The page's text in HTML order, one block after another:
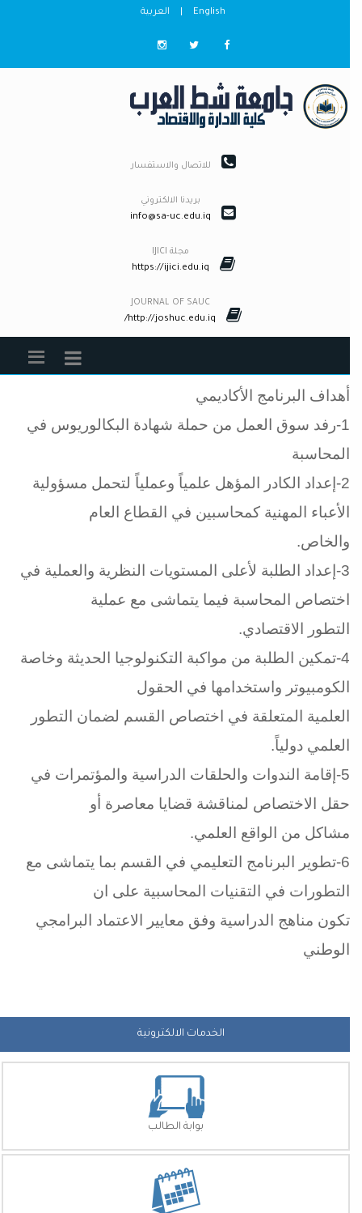
English
| العربية
للاتصال والاستفسار
بريدنا الالكتروني
info@sa-uc.edu.iq
مجلة IJICI
https://ijici.edu.iq
JOURNAL OF SAUC
http://joshuc.edu.iq/
ﺃﻫﺪﺍﻑ ﺍﻟﺒﺮﻧﺎﻣﺞ ﺍﻷﻛﺎﺩﻳﻤﻲ
1-ﺭﻓﺪ ﺳﻮﻕ ﺍﻟﻌﻤﻞ ﻣﻦ ﺣﻤﻠﺔ ﺷﻬﺎﺩﺓ ﺍﻟﺒﻜﺎﻟﻮﺭﻳﻮﺱ ﻓﻲ
ﺍﻟﻤﺤﺎﺳﺒﺔ
2-ﺇﻋﺪﺍﺩ ﺍﻟﻜﺎﺩﺭ ﺍﻟﻤﺆﻫﻞ ﻋﻠﻤﻴﺎً ﻭﻋﻤﻠﻴﺎً ﻟﺘﺤﻤﻞ ﻣﺴﺆﻭﻟﻴﺔ
ﺍﻷﻋﺒﺎﺀ ﺍﻟﻤﻬﻨﻴﺔ ﻛﻤﺤﺎﺳﺒﻴﻦ ﻓﻲ ﺍﻟﻘﻄﺎﻉ ﺍﻟﻌﺎﻡ
ﻭﺍﻟﺨﺎﺹ.
3-ﺇﻋﺪﺍﺩ ﺍﻟﻄﻠﺒﺔ ﻷﻋﻠﻰ ﺍﻟﻤﺴﺘﻮﻳﺎﺕ ﺍﻟﻨﻈﺮﻳﺔ ﻭﺍﻟﻌﻤﻠﻴﺔ ﻓﻲ
ﺍﺧﺘﺼﺎﺹ ﺍﻟﻤﺤﺎﺳﺒﺔ ﻓﻴﻤﺎ ﻳﺘﻤﺎﺷﻰ ﻣﻊ ﻋﻤﻠﻴﺔ
ﺍﻟﺘﻄﻮﺭ ﺍﻻﻗﺘﺼﺎﺩﻱ.
4-ﺗﻤﻜﻴﻦ ﺍﻟﻄﻠﺒﺔ ﻣﻦ ﻣﻮﺍﻛﺒﺔ ﺍﻟﺘﻜﻨﻮﻟﻮﺟﻴﺎ ﺍﻟﺤﺪﻳﺜﺔ ﻭﺧﺎﺻﺔ
ﺍﻟﻜﻮﻣﺒﻴﻮﺗﺮ ﻭﺍﺳﺘﺨﺪﺍﻣﻬﺎ ﻓﻲ ﺍﻟﺤﻘﻮﻝ
ﺍﻟﻌﻠﻤﻴﺔ ﺍﻟﻤﺘﻌﻠﻘﺔ ﻓﻲ ﺍﺧﺘﺼﺎﺹ ﺍﻟﻘﺴﻢ ﻟﻀﻤﺎﻥ ﺍﻟﺘﻄﻮﺭ
ﺍﻟﻌﻠﻤﻲ ﺩﻭﻟﻴﺎً.
5-ﺇﻗﺎﻣﺔ ﺍﻟﻨﺪﻭﺍﺕ ﻭﺍﻟﺤﻠﻘﺎﺕ ﺍﻟﺪﺭﺍﺳﻴﺔ ﻭﺍﻟﻤﺆﺗﻤﺮﺍﺕ ﻓﻲ
ﺣﻘﻞ ﺍﻻﺧﺘﺼﺎﺹ ﻟﻤﻨﺎﻗﺸﺔ ﻗﻀﺎﻳﺎ ﻣﻌﺎﺻﺮﺓ ﺃﻭ
ﻣﺸﺎﻛﻞ ﻣﻦ ﺍﻟﻮﺍﻗﻊ ﺍﻟﻌﻠﻤﻲ.
6-ﺗﻄﻮﻳﺮ ﺍﻟﺒﺮﻧﺎﻣﺞ ﺍﻟﺘﻌﻠﻴﻤﻲ ﻓﻲ ﺍﻟﻘﺴﻢ ﺑﻤﺎ ﻳﺘﻤﺎﺷﻰ ﻣﻊ
ﺍﻟﺘﻄﻮﺭﺍﺕ ﻓﻲ ﺍﻟﺘﻘﻨﻴﺎﺕ ﺍﻟﻤﺤﺎﺳﺒﻴﺔ ﻋﻠﻰ ﺍﻥ
ﺗﻜﻮﻥ ﻣﻨﺎﻫﺞ ﺍﻟﺪﺭﺍﺳﻴﺔ ﻭﻓﻖ ﻣﻌﺎﻳﻴﺮ ﺍﻻﻋﺘﻤﺎﺩ ﺍﻟﺒﺮﺍﻣﺠﻲ
ﺍﻟﻮﻃﻨﻲ
الخدمات الالكترونية
بوابة الطالب